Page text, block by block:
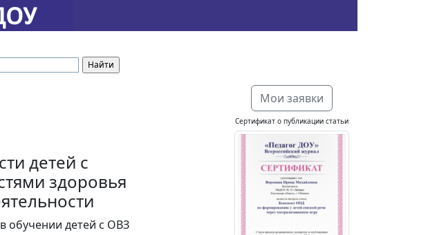
детей с
здоровья
обучении детей с ОВЗ
Мои заявки
Сертификат о публикации статьи